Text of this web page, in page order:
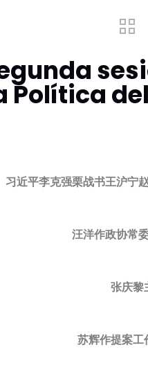
习近平李克强栗战书王沪宁
汪洋作政协常
张庆黎
苏辉作提案工